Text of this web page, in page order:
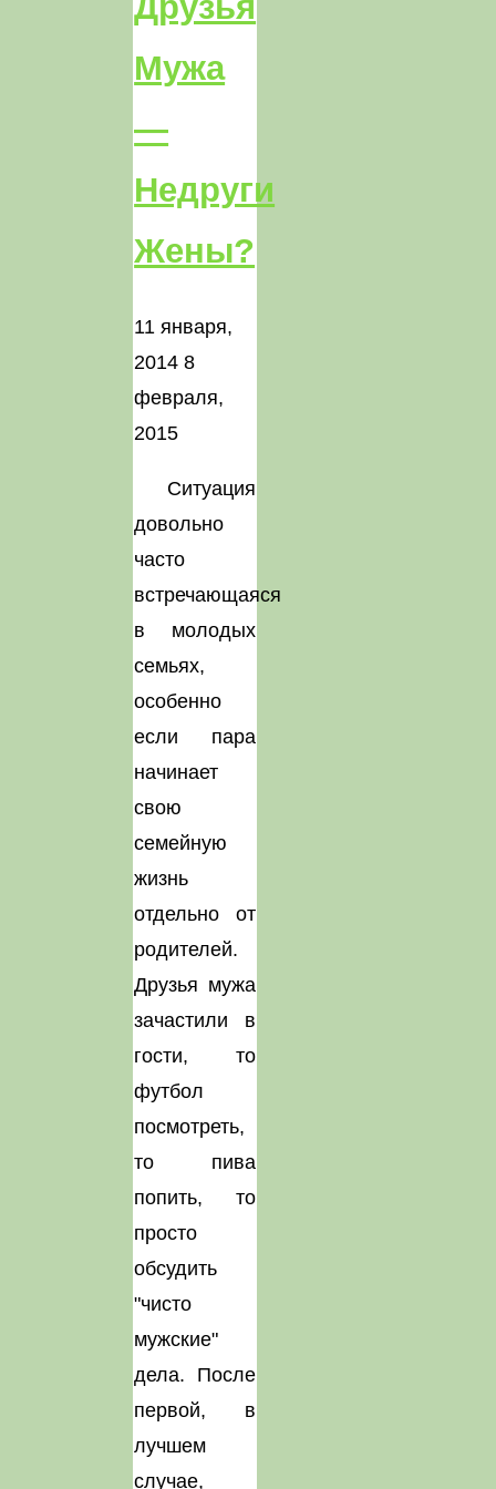
Мужа
—
Недруги
Жены?
11 января,
20148
февраля,
2015
Ситуация
довольно
часто
встречающаяся
в молодых
семьях,
особенно
если пара
начинает
свою
семейную
жизнь
отдельно от
родителей.
Друзья мужа
зачастили в
гости, то
футбол
посмотреть,
то пива
попить, то
просто
обсудить
"чисто
мужские"
дела. После
первой, в
лучшем
случае,